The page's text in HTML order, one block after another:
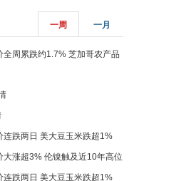
一周 一月
全周累跌约1.7% 芝加哥农产品
连跌两日 美大豆玉米跌超1%
大涨超3% 伦镍触及近10年高位
连跌两日 美大豆玉米跌超1%